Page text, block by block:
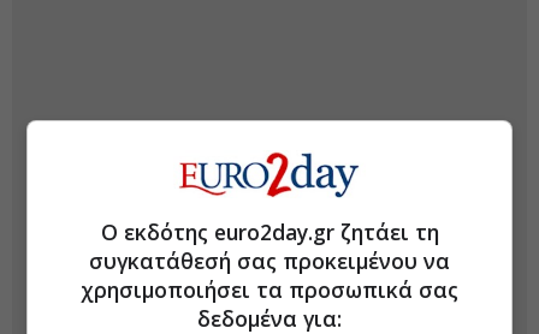
Ο εκδότης euro2day.gr ζητάει τη
συγκατάθεσή σας προκειμένου να
χρησιμοποιήσει τα προσωπικά σας
δεδομένα για: